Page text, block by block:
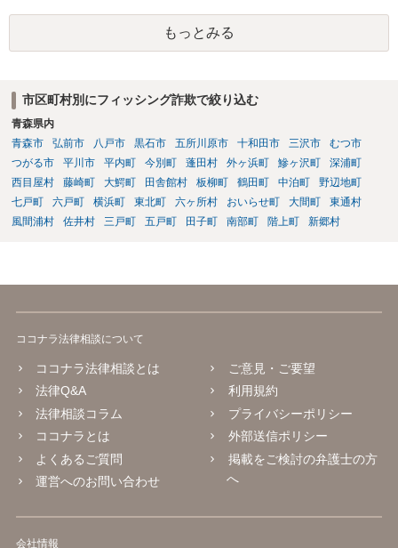
て当然という前提でいた方が宜しいかと存じます。
もっとみる
市区町村別にフィッシング詐欺で絞り込む
青森県内
青森市
弘前市 八戸市 黒石市 五所川原市 十和田市 三沢市
むつ市
つがる市
平川市 平内町 今別町 蓬田村 外ヶ浜町 鰺ヶ沢町
深浦町
西目屋村
藤崎町 大鰐町 田舎館村 板柳町 鶴田町 中泊町
野辺地町
七戸町
六戸町 横浜町 東北町 六ヶ所村 おいらせ町 大間町
東通村
風間浦村
佐井村 三戸町 五戸町 田子町 南部町 階上町 新郷村
ココナラ法律相談について
ココナラ法律相談とは
法律Q&A
法律相談コラム
ココナラとは
よくあるご質問
運営へのお問い合わせ
ご意見・ご要望
利用規約
プライバシーポリシー
外部送信ポリシー
掲載をご検討の弁護士の方
へ
会社情報